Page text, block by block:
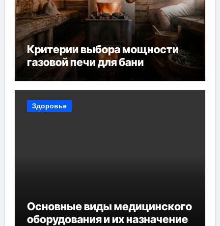
Критерии выбора мощности
газовой печи для бани
Здоровье
Основные виды медицинского
оборудования и их назначение